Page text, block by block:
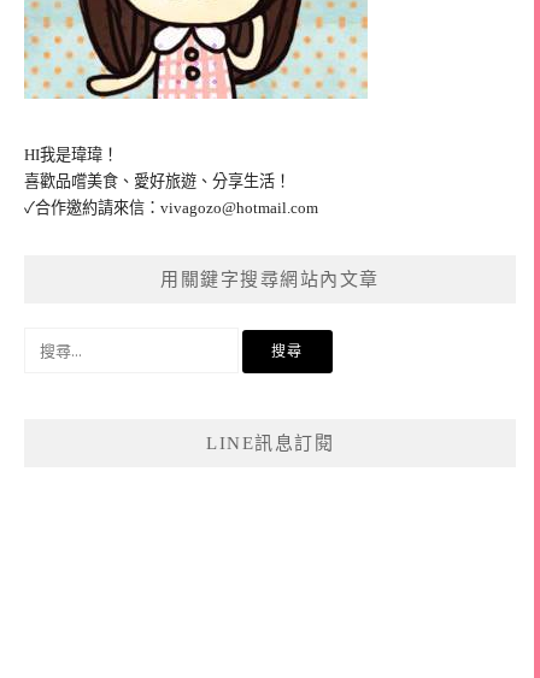
HI我是瑋瑋！
喜歡品嚐美食、愛好旅遊、分享生活！
✓合作邀約請來信： vivagozo@hotmail.com
用關鍵字搜尋網站內文章
LINE訊息訂閱